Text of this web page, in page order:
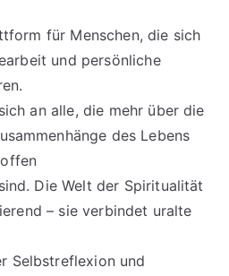
für Menschen, die sich
und persönliche
an alle, die mehr über die
des Lebens
Die Welt der Spiritualität
– sie verbindet uralte
Selbstreflexion und